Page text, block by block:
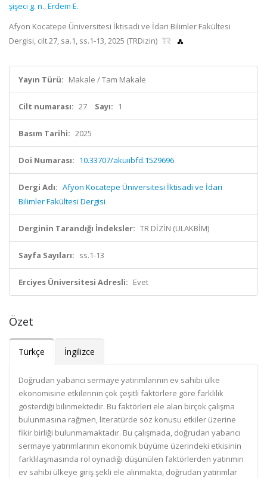
şişeci g. n.,Erdem E.
Afyon Kocatepe Üniversitesi İktisadi ve İdari Bilimler Fakültesi
Dergisi, cilt.27, sa.1, ss.1-13, 2025 (TRDizin)
Yayın Türü: Makale / Tam Makale
Cilt numarası: 27 Sayı: 1
Basım Tarihi: 2025
Doi Numarası: 10.33707/akuiibfd.1529696
Dergi Adı: Afyon Kocatepe Üniversitesi İktisadi ve İdari
Bilimler Fakültesi Dergisi
Derginin Tarandığı İndeksler: TR DİZİN (ULAKBİM)
Sayfa Sayıları: ss.1-13
Erciyes Üniversitesi Adresli: Evet
Özet
Türkçe İngilizce
Doğrudan yabancı sermaye yatırımlarının ev sahibi ülke
ekonomisine etkilerinin çok çeşitli faktörlere göre farklılık
gösterdiği bilinmektedir. Bu faktörleri ele alan birçok çalışma
bulunmasına rağmen, literatürde söz konusu etkiler üzerine
fikir birliği bulunmamaktadır. Bu çalışmada, doğrudan yabancı
sermaye yatırımlarının ekonomik büyüme üzerindeki etkisinin
farklılaşmasında rol oynadığı düşünülen faktörlerden yatırımın
ev sahibi ülkeye giriş şekli ele alınmakta, doğrudan yatırımlar